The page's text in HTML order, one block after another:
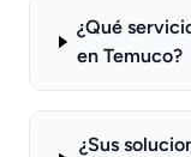
¿Qué
en Temuco?
¿Sus